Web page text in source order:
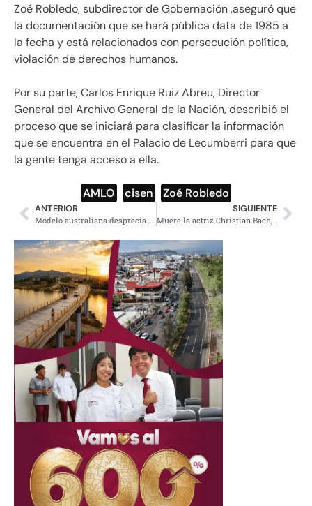
Zoé Robledo, subdirector de Gobernación ,aseguró que
la documentación que se hará pública data de 1985 a
la fecha y está relacionados con persecución política,
violación de derechos humanos.
Por su parte, Carlos Enrique Ruiz Abreu, Director
General del Archivo General de la Nación, describió el
proceso que se iniciará para clasificar la información
que se encuentra en el Palacio de Lecumberri para que
la gente tenga acceso a ella.
AMLO cisen Zoé Robledo
ANTERIOR SIGUIENTE
Muere la actriz Christian Bach, famosos expresan condolencia a Humberto Zurita